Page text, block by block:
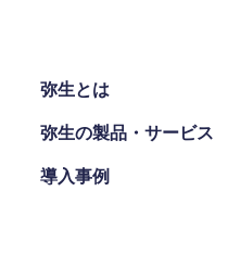
弥生とは
弥生の製品・サービス
導入事例